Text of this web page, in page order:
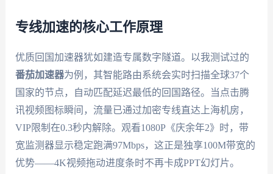
专线加速的核心工作原理
优质回国加速器犹如建造专属数字隧道。以我测试过的
番茄加速器为例，其智能路由系统会实时扫描全球37个
国家的节点，自动匹配延迟最低的回国路径。当点击腾
讯视频图标瞬间，流量已通过加密专线直达上海机房，
VIP限制在0.3秒内解除。观看1080P《庆余年2》时，带
宽监测器显示稳定跑满97Mbps，这正是独享100M带宽的
优势——4K视频拖动进度条时不再卡成PPT幻灯片。